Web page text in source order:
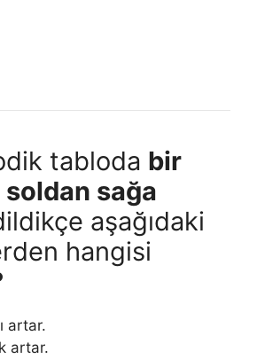
tabloda bir
sağa
aşağıdaki
hangisi
artar.
artar.